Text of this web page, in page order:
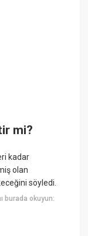
mi?
kadar
olan
söyledi.
burada okuyun: